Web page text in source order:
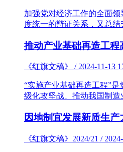
加强党对经济工作的全面
度统一的辩证关系，又总
推动产业基础再造工程
《红旗文稿》 / 2024-11-13
“实施产业基础再造工程”
级化攻坚战、推动我国制
因地制宜发展新质生
《红旗文稿》2024/21 /